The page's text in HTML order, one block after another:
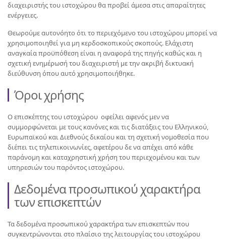
διαχειριστής του ιστοχώρου θα προβεί άμεσα στις απαραίτητες
ενέργειες.
Θεωρούμε αυτονόητο ότι το περιεχόμενο του ιστοχώρου μπορεί να
χρησιμοποιηθεί για μη κερδοσκοπικούς σκοπούς. Ελάχιστη
αναγκαία προϋπόθεση είναι η αναφορά της πηγής καθώς και η
σχετική ενημέρωσή του διαχειριστή με την ακριβή δικτυακή
διεύθυνση όπου αυτό χρησιμοποιήθηκε.
Όροι χρήσης
Ο επισκέπτης του ιστοχώρου οφείλει αφενός μεν να
συμμορφώνεται με τους κανόνες και τις διατάξεις του Ελληνικού,
Ευρωπαϊκού και Διεθνούς δικαίου και τη σχετική νομοθεσία που
διέπει τις τηλεπικοινωνίες, αφετέρου δε να απέχει από κάθε
παράνομη και καταχρηστική χρήση του περιεχομένου και των
υπηρεσιών του παρόντος ιστοχώρου.
Δεδομένα προσωπικού χαρακτήρα
των επισκεπτών
Τα δεδομένα προσωπικού χαρακτήρα των επισκεπτών που
συγκεντρώνονται στο πλαίσιο της λειτουργίας του ιστοχώρου